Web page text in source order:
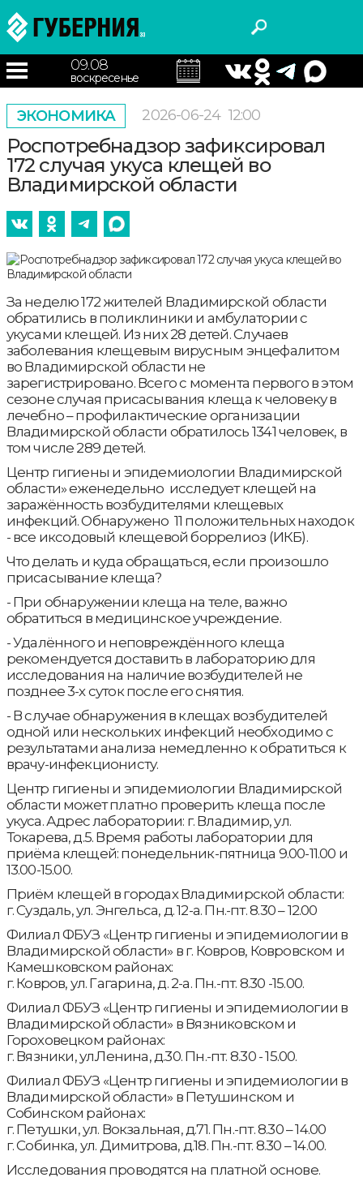
09.08
воскресенье
ЭКОНОМИКА 2026-06-24 12:00
Роспотребнадзор зафиксировал
172 случая укуса клещей во
Владимирской области
За неделю 172 жителей Владимирской области
обратились в поликлиники и амбулатории с
укусами клещей. Из них 28 детей. Случаев
заболевания клещевым вирусным энцефалитом
во Владимирской области не
зарегистрировано. Всего с момента первого в этом
сезоне случая присасывания клеща к человеку в
лечебно – профилактические организации
Владимирской области обратилось 1341 человек, в
том числе 289 детей.
Центр гигиены и эпидемиологии Владимирской
области» еженедельно исследует клещей на
заражённость возбудителями клещевых
инфекций. Обнаружено 11 положительных находок
- все иксодовый клещевой боррелиоз (ИКБ).
Что делать и куда обращаться, если произошло
присасывание клеща?
- При обнаружении клеща на теле, важно
обратиться в медицинское учреждение.
- Удалённого и неповреждённого клеща
рекомендуется доставить в лабораторию для
исследования на наличие возбудителей не
позднее 3-х суток после его снятия.
- В случае обнаружения в клещах возбудителей
одной или нескольких инфекций необходимо с
результатами анализа немедленно к обратиться к
врачу-инфекционисту.
Центр гигиены и эпидемиологии Владимирской
области может платно проверить клеща после
укуса. Адрес лаборатории: г. Владимир, ул.
Токарева, д.5. Время работы лаборатории для
приёма клещей: понедельник-пятница 9.00-11.00 и
13.00-15.00.
Приём клещей в городах Владимирской области:
г. Суздаль, ул. Энгельса, д. 12-а. Пн.-пт. 8.30 – 12.00
Филиал ФБУЗ «Центр гигиены и эпидемиологии в
Владимирской области» в г. Ковров, Ковровском и
Камешковском районах:
г. Ковров, ул. Гагарина, д. 2-а. Пн.-пт. 8.30 -15.00.
Филиал ФБУЗ «Центр гигиены и эпидемиологии в
Владимирской области» в Вязниковском и
Гороховецком районах:
г. Вязники, ул.Ленина, д.30. Пн.-пт. 8.30 - 15.00.
Филиал ФБУЗ «Центр гигиены и эпидемиологии в
Владимирской области» в Петушинском и
Собинском районах:
г. Петушки, ул. Вокзальная, д.71. Пн.-пт. 8.30 – 14.00
г. Собинка, ул. Димитрова, д.18. Пн.-пт. 8.30 – 14.00.
Исследования проводятся на платной основе.